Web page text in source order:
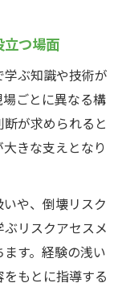
立つ場面
ぶ知識や技術が
ごとに異なる構
が求められると
きな支えとなり
や、倒壊リスク
リスクアセスメ
す。経験の浅い
もとに指導する